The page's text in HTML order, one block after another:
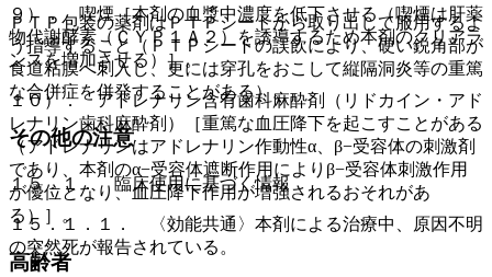
ＰＴＰ包装の薬剤はＰＴＰシートから取り出して服用するよ
う指導すること（ＰＴＰシートの誤飲により、硬い鋭角部が
食道粘膜へ刺入し、更には穿孔をおこして縦隔洞炎等の重篤
な合併症を併発することがある）。
その他の注意
１５．１． 臨床使用に基づく情報
１５．１．１． 〈効能共通〉本剤による治療中、原因不明
の突然死が報告されている。
９）． 喫煙［本剤の血漿中濃度を低下させる（喫煙は肝薬
物代謝酵素（ＣＹＰ１Ａ２）を誘導するため本剤のクリアラ
ンスを増加させる）］。
１０）． アドレナリン含有歯科麻酔剤（リドカイン・アド
レナリン歯科麻酔剤）［重篤な血圧降下を起こすことがある
（アドレナリンはアドレナリン作動性α、β−受容体の刺激剤
であり、本剤のα−受容体遮断作用によりβ−受容体刺激作用
が優位となり、血圧降下作用が増強されるおそれがあ
る）］。
高齢者